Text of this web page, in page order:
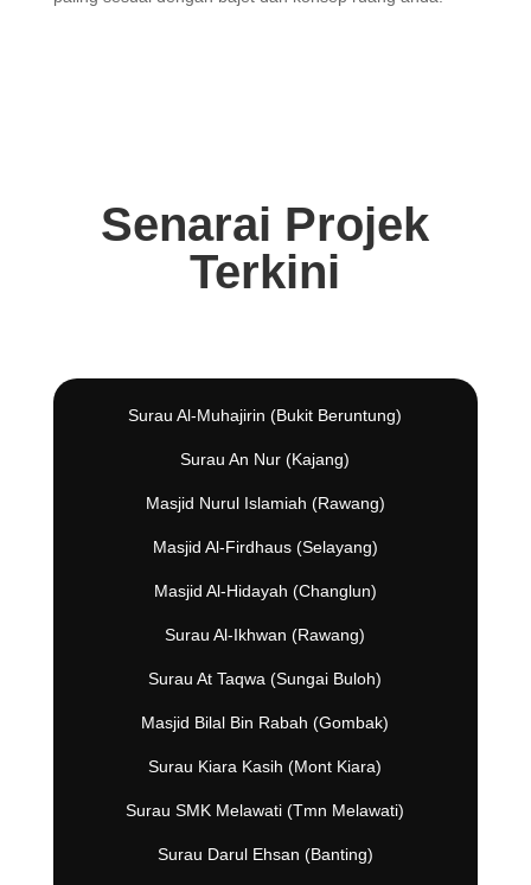
Senarai Projek
Terkini
Surau Al-Muhajirin (Bukit Beruntung)
Surau An Nur (Kajang)
Masjid Nurul Islamiah (Rawang)
Masjid Al-Firdhaus (Selayang)
Masjid Al-Hidayah (Changlun)
Surau Al-Ikhwan (Rawang)
Surau At Taqwa (Sungai Buloh)
Masjid Bilal Bin Rabah (Gombak)
Surau Kiara Kasih (Mont Kiara)
Surau SMK Melawati (Tmn Melawati)
Surau Darul Ehsan (Banting)